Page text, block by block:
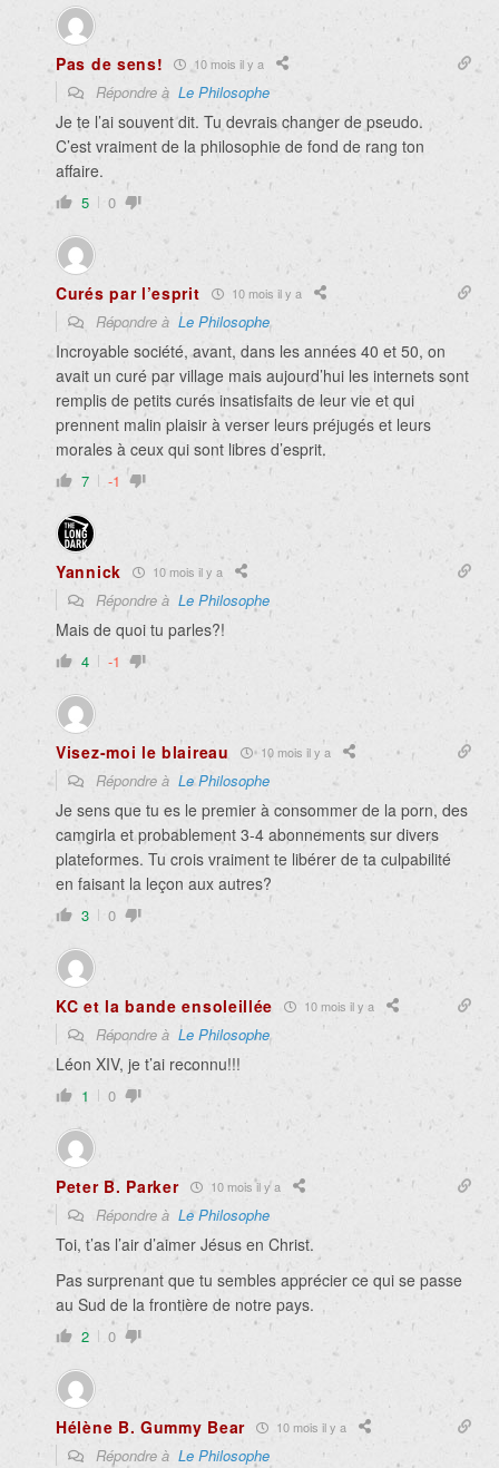
Pas de sens! 10 mois il y a
Répondre à Le Philosophe
Je te l’ai souvent dit. Tu devrais changer de pseudo.
C’est vraiment de la philosophie de fond de rang ton
affaire.
5 0
Curés par l’esprit 10 mois il y a
Répondre à Le Philosophe
Incroyable société, avant, dans les années 40 et 50, on
avait un curé par village mais aujourd’hui les internets sont
remplis de petits curés insatisfaits de leur vie et qui
prennent malin plaisir à verser leurs préjugés et leurs
morales à ceux qui sont libres d’esprit.
7 -1
Yannick 10 mois il y a
Répondre à Le Philosophe
Mais de quoi tu parles?!
4 -1
Visez-moi le blaireau 10 mois il y a
Répondre à Le Philosophe
Je sens que tu es le premier à consommer de la porn, des
camgirla et probablement 3-4 abonnements sur divers
plateformes. Tu crois vraiment te libérer de ta culpabilité
en faisant la leçon aux autres?
3 0
KC et la bande ensoleillée 10 mois il y a
Répondre à Le Philosophe
Léon XIV, je t’ai reconnu!!!
1 0
Peter B. Parker 10 mois il y a
Répondre à Le Philosophe
Toi, t’as l’air d’aimer Jésus en Christ.
Pas surprenant que tu sembles apprécier ce qui se passe
au Sud de la frontière de notre pays.
2 0
Hélène B. Gummy Bear 10 mois il y a
Répondre à Le Philosophe